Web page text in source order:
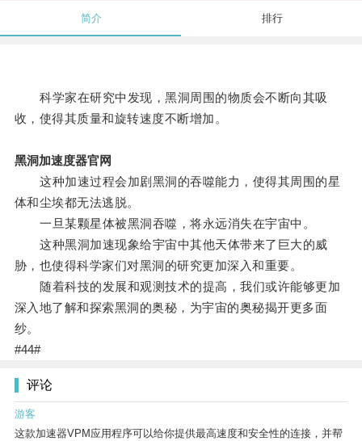
简介 排行
科学家在研究中发现，黑洞周围的物质会不断向其吸
收，使得其质量和旋转速度不断增加。
黑洞加速度器官网
这种加速过程会加剧黑洞的吞噬能力，使得其周围的星
体和尘埃都无法逃脱。
一旦某颗星体被黑洞吞噬，将永远消失在宇宙中。
这种黑洞加速现象给宇宙中其他天体带来了巨大的威
胁，也使得科学家们对黑洞的研究更加深入和重要。
随着科技的发展和观测技术的提高，我们或许能够更加
深入地了解和探索黑洞的奥秘，为宇宙的奥秘揭开更多面
纱。
#44#
评论
游客
这款加速器VPM应用程序可以给你提供最高速度和安全性的连接，并帮